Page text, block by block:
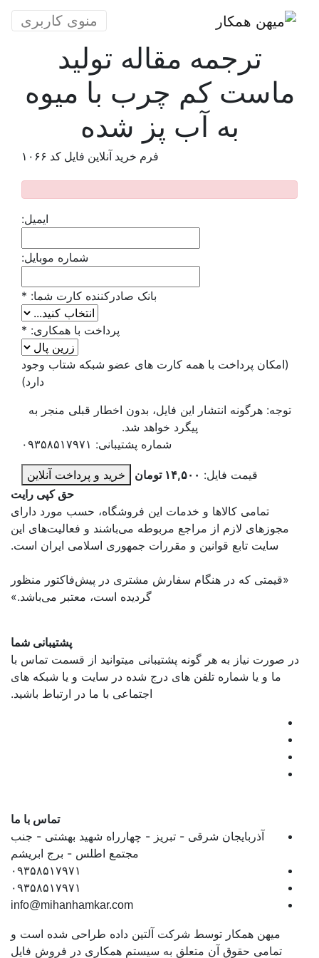
منوی کاربری
ترجمه مقاله تولید
ماست کم چرب با میوه
به آب پز شده
فرم خرید آنلاین فایل کد ۱۰۶۶
ایمیل:
شماره موبایل:
بانک صادرکننده کارت شما: *
پرداخت با همکاری: *
(امکان پرداخت با همه کارت های عضو شبکه شتاب وجود
دارد)
توجه: هرگونه انتشار این فایل، بدون اخطار قبلی منجر به
پیگرد خواهد شد.
شماره پشتیبانی: ۰۹۳۵۸۵۱۷۹۷۱
قیمت فایل: ۱۴,۵۰۰ تومان
خرید و پرداخت آنلاین
حق کپی رایت
تمامی كالاها و خدمات اين فروشگاه، حسب مورد دارای
مجوزهای لازم از مراجع مربوطه می‌باشند و فعاليت‌های اين
سايت تابع قوانين و مقررات جمهوری اسلامی ايران است.
«قیمتی که در هنگام سفارش مشتری در پیش‌­فاکتور منظور
گرديده است، معتبر می‌باشد.»
پشتیبانی شما
در صورت نیاز به هر گونه پشتیبانی میتوانید از قسمت تماس با
ما و یا شماره تلفن های درج شده در سایت و یا شبکه های
اجتماعی با ما در ارتباط باشید.
تماس با ما
آذربایجان شرقی - تبریز - چهارراه شهید بهشتی - جنب
مجتمع اطلس - برج ابریشم
۰۹۳۵۸۵۱۷۹۷۱
۰۹۳۵۸۵۱۷۹۷۱
info@mihanhamkar.com
میهن همکار توسط شرکت آلتین داده طراحی شده است و
تمامی حقوق آن متعلق به سیستم همکاری در فروش فایل